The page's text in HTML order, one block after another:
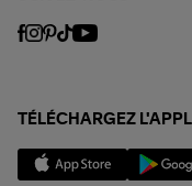
TÉLÉCHARGEZ